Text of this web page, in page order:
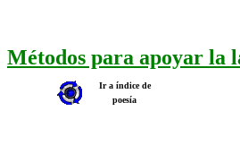
Métodos para apoyar la
Ir a índice de
poesía